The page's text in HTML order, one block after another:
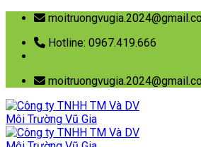
Skip
content Hotline: 0967.419.666